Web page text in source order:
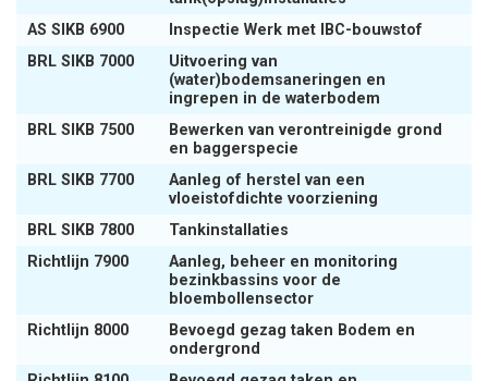
AS SIKB 6900
Inspectie Werk met IBC-bouwstof
BRL SIKB 7000
Uitvoering van
(water)bodemsaneringen en
ingrepen in de waterbodem
BRL SIKB 7500
Bewerken van verontreinigde grond
en baggerspecie
BRL SIKB 7700
Aanleg of herstel van een
vloeistofdichte voorziening
BRL SIKB 7800
Tankinstallaties
Richtlijn 7900
Aanleg, beheer en monitoring
bezinkbassins voor de
bloembollensector
Richtlijn 8000
Bevoegd gezag taken Bodem en
ondergrond